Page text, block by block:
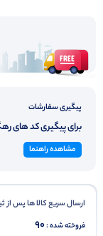
پیگیری سفارشات
برای پیگیری کد های
مشاهده راهنما
ارسال سریع کالا ها پس
فروخته شده :90